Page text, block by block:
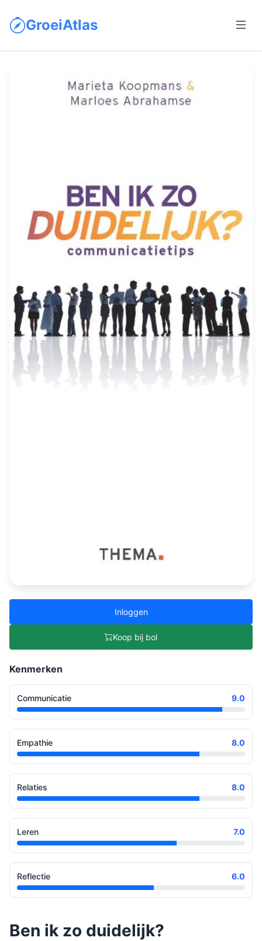
GroeiAtlas
Inloggen
Koop bij bol
Kenmerken
Communicatie 9.0
Empathie 8.0
Relaties 8.0
Leren 7.0
Reflectie 6.0
Ben ik zo duidelijk?